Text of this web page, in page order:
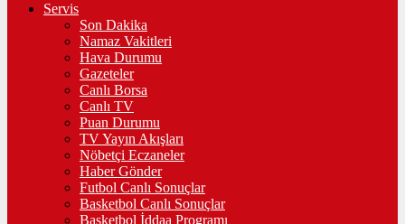
Servis
Son Dakika
Namaz Vakitleri
Hava Durumu
Gazeteler
Canlı Borsa
Canlı TV
Puan Durumu
TV Yayın Akışları
Nöbetçi Eczaneler
Haber Gönder
Futbol Canlı Sonuçlar
Basketbol Canlı Sonuçlar
Basketbol İddaa Programı